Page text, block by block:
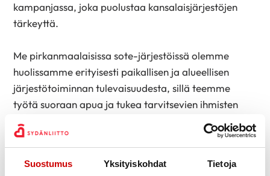
Suostumus Yksityiskohdat Tietoja
kampanjassa, joka puolustaa kansalaisjärjestöjen
tärkeyttä.
Me pirkanmaalaisissa sote-järjestöissä olemme
huolissamme erityisesti paikallisen ja alueellisen
järjestötoiminnan tulevaisuudesta, sillä teemme
työtä suoraan apua ja tukea tarvitsevien ihmisten
kansalaisjärjestöjen avustusleikkaukset eivät ole
merkityksellistä työtä ihmisten hyvinvoinnin puolesta.